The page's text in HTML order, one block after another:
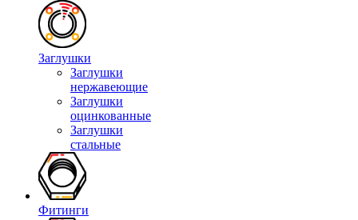
Заглушки
Заглушки
нержавеющие
Заглушки
оцинкованные
Заглушки
стальные
Фитинги